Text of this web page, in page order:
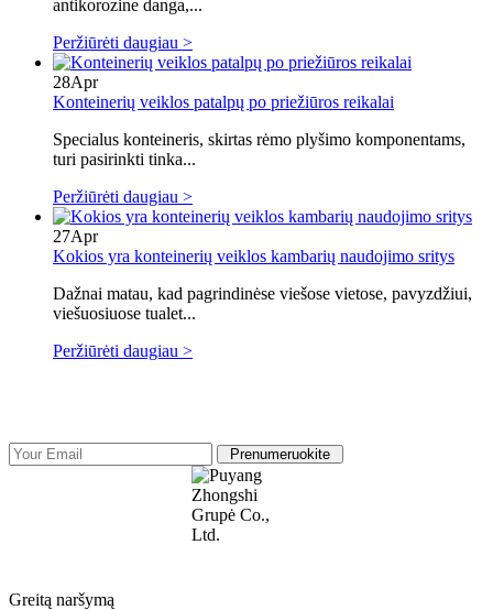
antikorozine danga,...
Peržiūrėti daugiau >
28Apr
Konteinerių veiklos patalpų po priežiūros reikalai
Specialus konteineris, skirtas rėmo plyšimo komponentams,
turi pasirinkti tinka...
Peržiūrėti daugiau >
27Apr
Kokios yra konteinerių veiklos kambarių naudojimo sritys
Dažnai matau, kad pagrindinėse viešose vietose, pavyzdžiui,
viešuosiuose tualet...
Peržiūrėti daugiau >
Prenumeruokite
Greitą naršymą